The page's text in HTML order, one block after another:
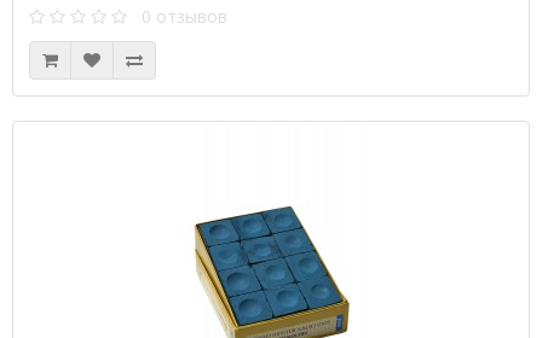
0 отзывов